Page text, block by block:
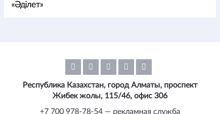
«Әділет»
Республика Казахстан, город Алматы, проспект
Жибек жолы, 115/46, офис 306
+7 700 978-78-54 — рекламная служба